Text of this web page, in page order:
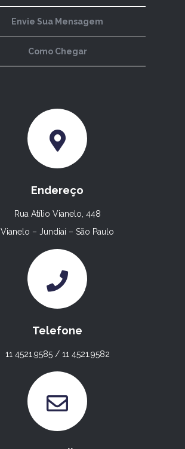
Envie Sua Mensagem
Como Chegar
Endereço
Rua Atílio Vianelo, 448
Vianelo – Jundiaí – São Paulo
Telefone
11 4521.9585 / 11 4521.9582